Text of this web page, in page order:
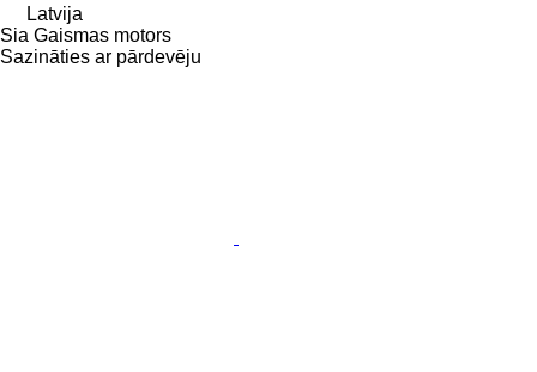
Latvija
Sia Gaismas motors
Sazināties ar pārdevēju